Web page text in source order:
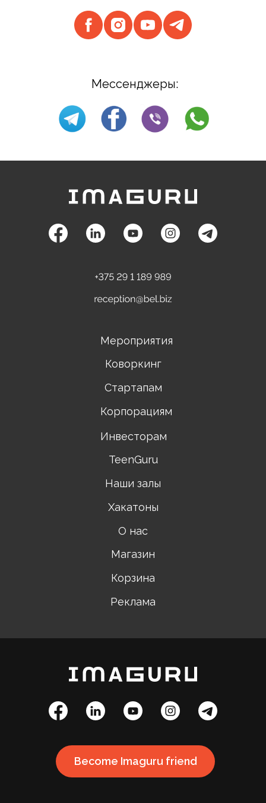
Мессенджеры:
Мероприятия
Коворкинг
Стартапам
Корпорациям
Инвесторам
TeenGuru
Наши залы
Хакатоны
О нас
Магазин
Корзина
Реклама
Become Imaguru friend